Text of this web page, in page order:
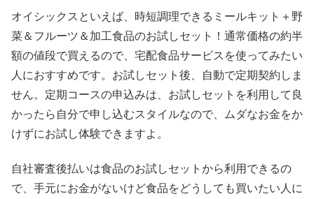
オイシックスといえば、時短調理できるミールキット＋野
菜＆フルーツ＆加工食品のお試しセット！通常価格の約半
額の値段で買えるので、宅配食品サービスを使ってみたい
人におすすめです。お試しセット後、自動で定期契約しま
せん。定期コースの申込みは、お試しセットを利用して良
かったら自分で申し込むスタイルなので、ムダなお金をか
けずにお試し体験できますよ。
自社審査後払いは食品のお試しセットから利用できるの
で、手元にお金がないけど食品をどうしても買いたい人に